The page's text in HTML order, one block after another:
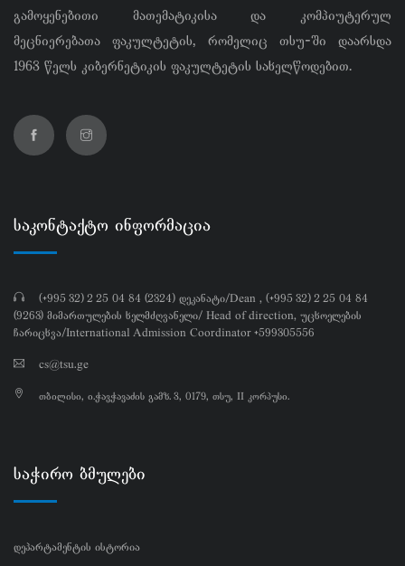
გამოყენებითი მათემატიკისა და კომპიუტერულ
მეცნიერებათა ფაკულტეტის, რომელიც თსუ-ში დაარსდა
1963 წელს კიბერნეტიკის ფაკულტეტის სახელწოდებით.
საკონტაქტო ინფორმაცია
(+995 32) 2 25 04 84 (2324) დეკანატი/Dean , (+995 32) 2 25 04 84
(9263) მიმართულების ხელმძღვანელი/ Head of direction, უცხოელების
ჩარიცხვა/International Admission Coordinator +599305556
cs@tsu.ge
თბილისი, ი.ჭავჭავაძის გამზ. 3, 0179, თსუ, II კორპუსი.
საჭირო ბმულები
დეპარტამენტის ისტორია